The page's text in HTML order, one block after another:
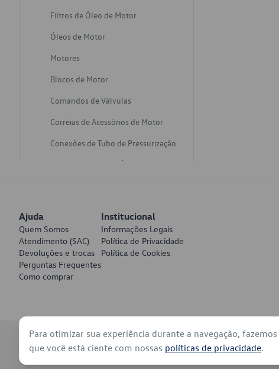
Filtros de Óleo de Motor
Óleos de Motor
Motores
Blocos de Motor
Comandos de Válvulas
Correias de Acessórios de Motor
Conexões de Tubo de Pressurização
Varetas de Nivel de Óleo
Discos de Freio
Juntas de Bomba de Vácuo
Mangueiras de Vácuo de Servo
Pratos de Disco de Freio
Travas de Pastilha de Freio
Ajuda
Quem Somos
Atendimento (SAC)
Devoluções e trocas
Perguntas Frequentes
Como comprar
Institucional
Informações Legais
Política de Privacidade
Política de Cookies
© 2026 - Volkswagen do Brasil - Todos os direitos reservados
Para otimizar sua experiência durante a navegação,
que você está ciente com nossas políticas de privacidade.